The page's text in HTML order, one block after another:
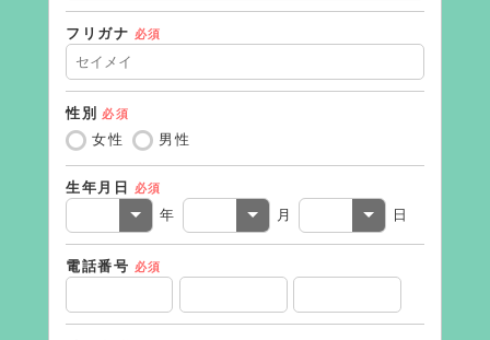
フリガナ 必須
性別 必須
女性 男性
生年月日 必須
年 月 日
電話番号 必須